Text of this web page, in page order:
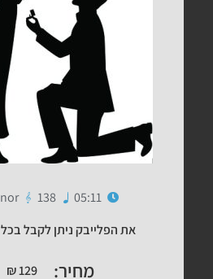
05:11
138
את הפלייבק ניתן לקבל
מחיר: ₪129